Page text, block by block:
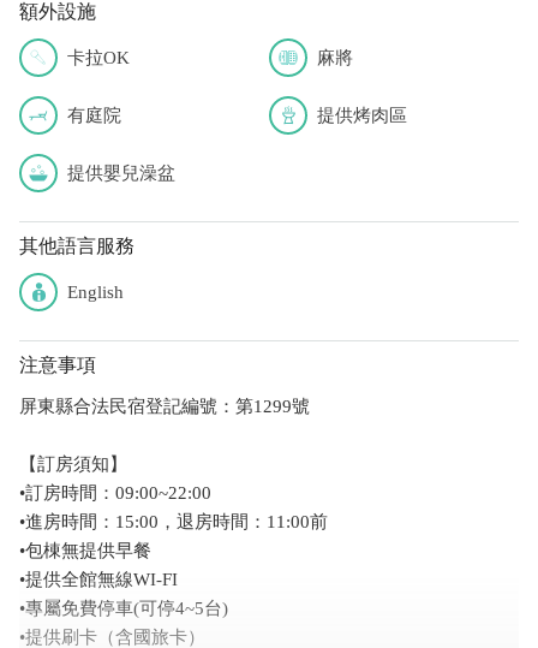
額外設施
卡拉OK 麻將
有庭院 提供烤肉區
提供嬰兒澡盆
其他語言服務
English
注意事項
屏東縣合法民宿登記編號：第1299號
【訂房須知】
•訂房時間：09:00~22:00
•進房時間：15:00，退房時間：11:00前
•包棟無提供早餐
•提供全館無線WI-FI
•專屬免費停車(可停4~5台)
•提供刷卡（含國旅卡）